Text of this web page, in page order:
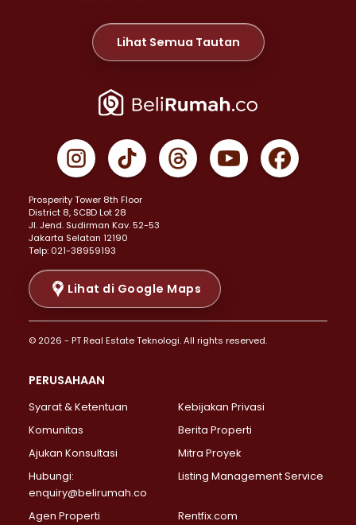
Properti Dijual di Meruya >
Properti Dijual di Jelambar >
Properti Dijual di Jakarta Pusat >
Properti Dijual di Gambir >
Properti Dijual di Johar Baru >
Properti Dijual di Menteng >
Properti Dijual di Senen >
Properti Dijual di Tanah Abang >
Properti Dijual di Cikini >
Properti Dijual di Kramat >
Properti Dijual di Pasar Baru >
Properti Dijual di Bendungan Hilir >
Properti Dijual di Jakarta Selatan >
Properti Dijual di Lebak Bulus >
Properti Dijual di Gandaria Selatan >
Properti Dijual di Pondok Labu >
Properti Dijual di Lenteng Agung >
Properti Dijual di Senayan >
Properti Dijual di Pondok Pinang >
Lihat Semua Tautan
Prosperity Tower 8th Floor
District 8, SCBD Lot 28
JI. Jend. Sudirman Kav. 52-53
Jakarta Selatan 12190
Telp: 021-38959193
Lihat di Google Maps
© 2026 - PT Real Estate Teknologi. All rights reserved.
PERUSAHAAN
Syarat & Ketentuan
Kebijakan Privasi
Komunitas
Berita Properti
Ajukan Konsultasi
Mitra Proyek
Hubungi:
enquiry@belirumah.co
Listing Management Service
Agen Properti Rentfix.com